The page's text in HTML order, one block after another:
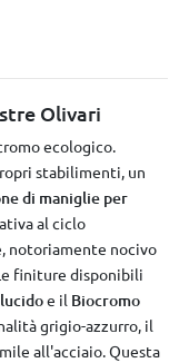
Olivari
ecologico.
stabilimenti, un
di maniglie per
al ciclo
notoriamente nocivo
finiture disponibili
e il Biocromo
grigio-azzurro, il
all'acciaio. Questa